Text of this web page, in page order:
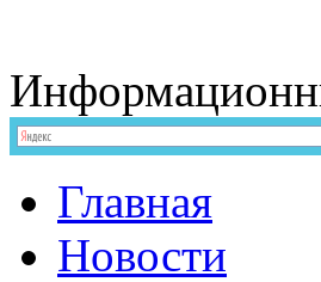
Главная
Новости